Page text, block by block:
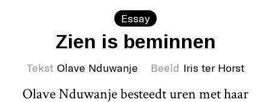
Essay
Zien is beminnen
Tekst Olave Nduwanje Beeld Iris ter Horst
Olave Nduwanje besteedt uren met haar